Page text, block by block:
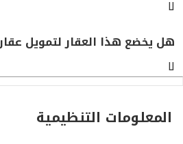
لا
هل يخضع هذا العقار لتمويل
لا
المعلومات التنظيمية